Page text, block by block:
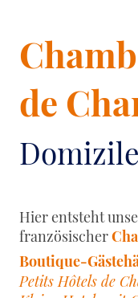
de
Hier entsteht
französischer
Boutique-
Petits Hôtels de